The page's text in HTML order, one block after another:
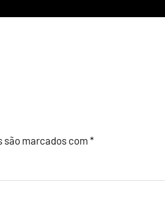
são marcados com*